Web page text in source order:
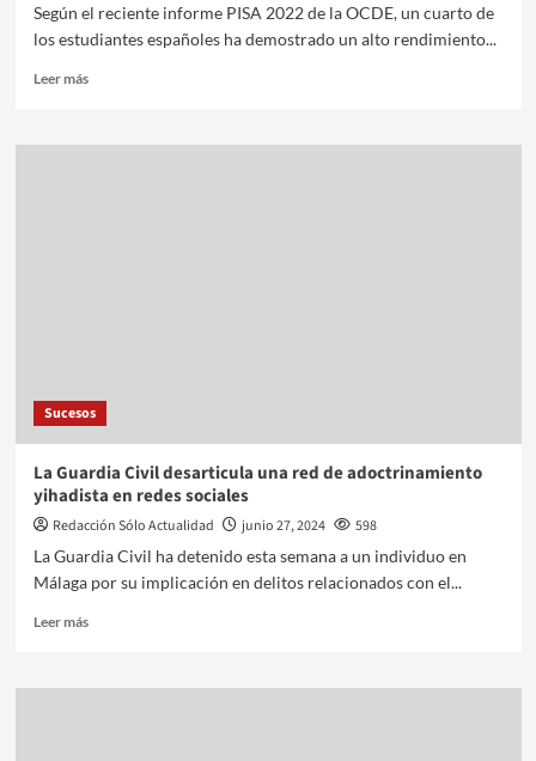
Según el reciente informe PISA 2022 de la OCDE, un cuarto de
los estudiantes españoles ha demostrado un alto rendimiento...
Leer más
Sucesos
La Guardia Civil desarticula una red de adoctrinamiento
yihadista en redes sociales
Redacción Sólo Actualidad junio 27, 2024
598
La Guardia Civil ha detenido esta semana a un individuo en
Málaga por su implicación en delitos relacionados con el...
Leer más